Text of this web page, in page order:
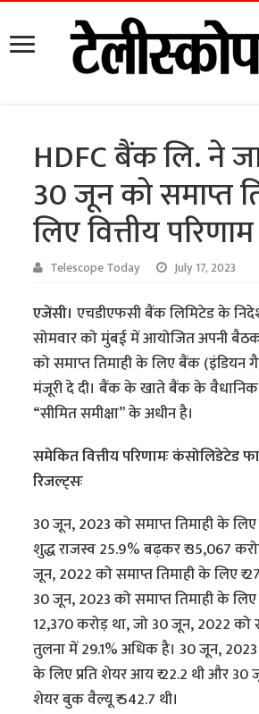
HDFC बैंक लि. ने
30 जून को समाप्त
लिए वित्तीय परिणाम
Telescope Today July 17, 2023
एजेंसी।एचडीएफसी बैंक लिमिटेड के
सोमवार को मुंबई में आयोजित अपनी
को समाप्त तिमाही के लिए बैंक (इंडियन
मंजूरी दे दी। बैंक के खाते बैंक के वैधानिक
“सीमित समीक्षा” के अधीन है।
समेकित वित्तीय परिणामः कंसोलिडेटेड
रिजल्ट्सः
30 जून, 2023 को समाप्त तिमाही के
शुद्ध राजस्व 25.9% बढ़कर ₹ 35,067
जून, 2022 को समाप्त तिमाही के लिए ₹
30 जून, 2023 को समाप्त तिमाही के
12,370 करोड़ था, जो 30 जून, 2022 को
तुलना में 29.1% अधिक है। 30 जून, 2023
के लिए प्रति शेयर आय ₹ 22.2 थी और 30
शेयर बुक वैल्यू ₹ 542.7 थी।